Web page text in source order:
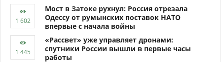
Мост в Затоке рухнул: Россия отрезала
Одессу от румынских поставок НАТО
впервые с начала войны
«Рассвет» уже управляет дронами:
спутники России вышли в первые часы
работы